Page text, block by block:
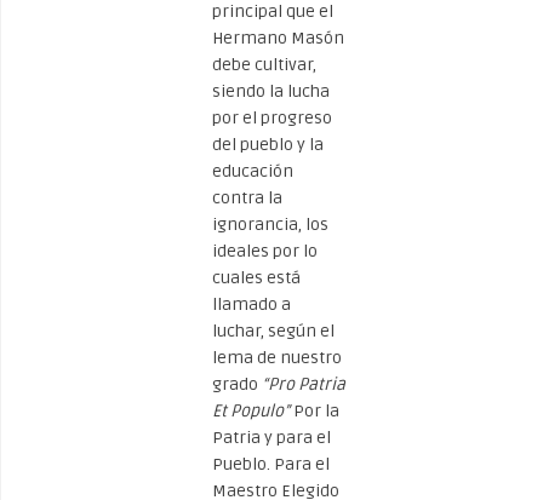
principal que el
Hermano Masón
debe cultivar,
siendo la lucha
por el progreso
del pueblo y la
educación
contra la
ignorancia, los
ideales por lo
cuales está
llamado a
luchar, según el
lema de nuestro
grado “Pro Patria
Et Populo”Por la
Patria y para el
Pueblo. Para el
Maestro Elegido